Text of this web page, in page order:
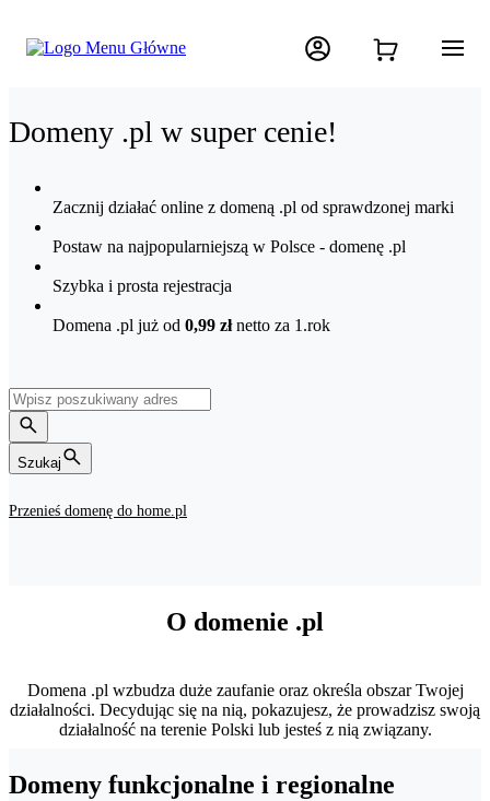
Domeny .pl w super cenie!
Zacznij działać online z domeną .pl od sprawdzonej marki
Postaw na najpopularniejszą w Polsce - domenę .pl
Szybka i prosta rejestracja
Domena .pl już od 0,99 zł netto za 1.rok
Szukaj
Przenieś domenę do home.pl
O domenie .pl
Domena .pl wzbudza duże zaufanie oraz określa obszar Twojej
działalności. Decydując się na nią, pokazujesz, że prowadzisz swoją
działalność na terenie Polski lub jesteś z nią związany.
Domeny funkcjonalne i regionalne